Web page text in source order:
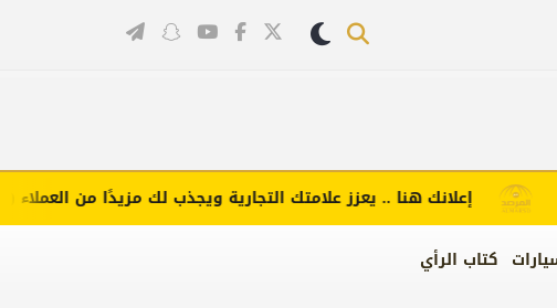
كتاب الرأي
إعلانك هنا .. يعزز علامتك التجارية ويجذب لك مزيدًا من العملاء (اضغط